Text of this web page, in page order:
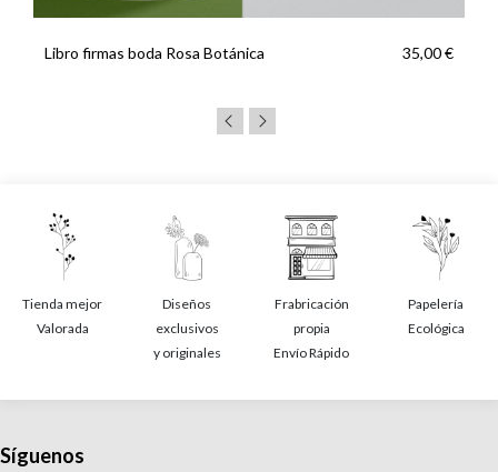
Libro firmas boda Rosa Botánica 35,00 €
Tienda mejor
Valorada
Diseños
exclusivos
y originales
Frabricación
propia
Envío Rápido
Papelería
Ecológica
Síguenos